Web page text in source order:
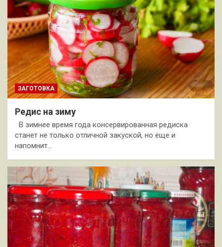
ЗАГОТОВКА
Редис на зиму
В зимнее время года консервированная редиска
станет не только отличной закуской, но еще и
напомнит…